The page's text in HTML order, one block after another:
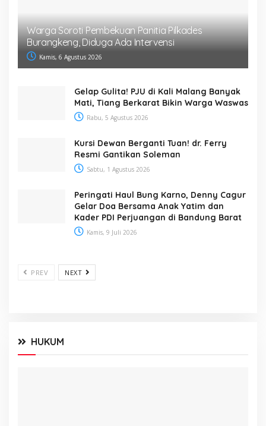
Warga Soroti Pembekuan Panitia Pilkades
Burangkeng, Diduga Ada Intervensi
Kamis, 6 Agustus 2026
Gelap Gulita! PJU di Kali Malang Banyak
Mati, Tiang Berkarat Bikin Warga Waswas
Rabu, 5 Agustus 2026
Kursi Dewan Berganti Tuan! dr. Ferry
Resmi Gantikan Soleman
Sabtu, 1 Agustus 2026
Peringati Haul Bung Karno, Denny Cagur
Gelar Doa Bersama Anak Yatim dan
Kader PDI Perjuangan di Bandung Barat
Kamis, 9 Juli 2026
PREV NEXT
HUKUM